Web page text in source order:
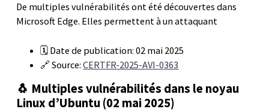
De multiples vulnérabilités ont été découvertes dans
Microsoft Edge. Elles permettent à un attaquant
🗓️ Date de publication: 02 mai 2025
🔗 Source:CERTFR-2025-AVI-0363
🐧 Multiples vulnérabilités dans le noyau
Linux d’Ubuntu (02 mai 2025)